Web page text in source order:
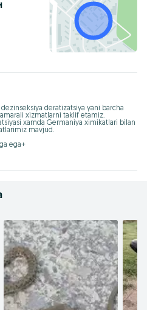
deratizatsiya yani barcha
xizmatlarni taklif etamiz.
xamda Germaniya ximikatlari bilan
mavjud.
ega+